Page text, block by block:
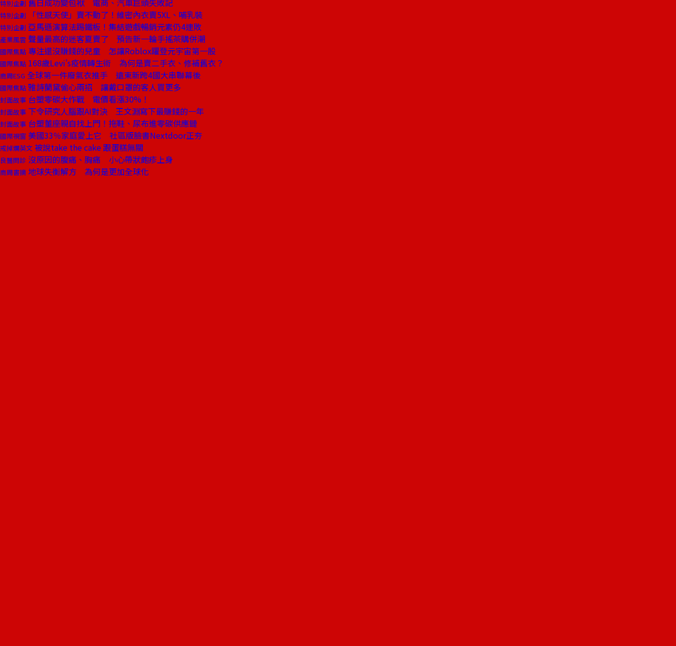
特別企劃 舊日成功變包袱 電商、汽車巨頭失敗記
特別企劃 「性感天使」賣不動了！維密內衣賣5XL、哺乳裝
特別企劃 亞馬遜演算法踢鐵板！集結遊戲暢銷元素仍4連敗
產業風雲 聲量最高的迷客夏賣了 預告新一輪手搖茶購併潮
國際焦點 專注還沒賺錢的兒童 怎讓Roblox躍登元宇宙第一股
國際焦點 168歲Levi's疫情轉生術 為何是賣二手衣、修補舊衣？
商周ESG 全球第一件廢氣衣推手 遠東新跨4國大串聯幕後
國際焦點 雅詩蘭黛偷心兩招 讓戴口罩的客人買更多
封面故事 台塑零碳大作戰 電價看漲30%！
封面故事 下令研究人腦跟AI對決 王文淵寫下最賺錢的一年
封面故事 台塑董座親自找上門！拖鞋、尿布進零碳供應鏈
國際視窗 美國33％家庭愛上它 社區版臉書Nextdoor正夯
戒掉爛英文 被說take the cake 跟蛋糕無關
良醫問診 沒原因的腹痛、胸痛 小心帶狀皰疹上身
商周書摘 地球失衡解方 為何是更加全球化